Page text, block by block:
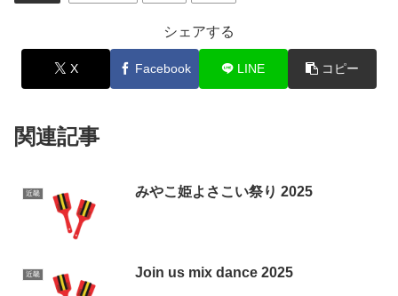
シェアする
X Facebook LINE コピー
関連記事
近畿 みやこ姫よさこい祭り 2025
近畿 Join us mix dance 2025